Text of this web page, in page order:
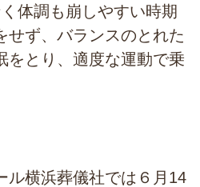
体調も崩しやすい時期
せず、バランスのとれた
をとり、適度な運動で乗
ル横浜葬儀社では６月14